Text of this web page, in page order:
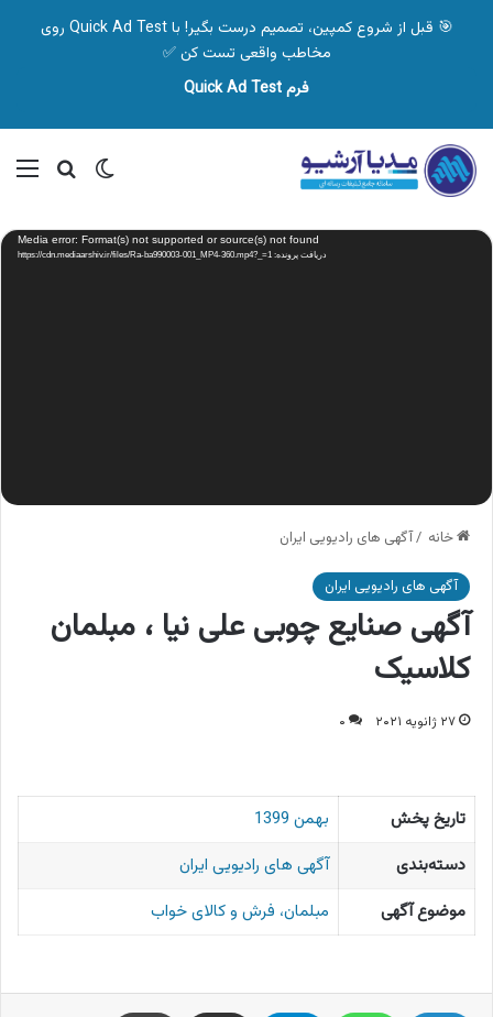
🎯 قبل از شروع کمپین، تصمیم درست بگیر! با Quick Ad Test روی
مخاطب واقعی تست کن ✅
فرم Quick Ad Test
تغییر پوسته
نمایشگر
ویدیو Media error: Format(s) not supported or source(s) not found
دریافت پرونده: https://cdn.mediaarshiv.ir/files/Ra-ba990003-001_MP4-360.mp4?_=1
خانه /آگهی های رادیویی ایران
آگهی های رادیویی ایران
آگهی صنایع چوبی علی نیا ، مبلمان
کلاسیک
۲۷ ژانویه ۲۰۲۱ ۰
تاریخ پخش
بهمن 1399
دسته‌بندی
آگهی های رادیویی ایران
موضوع آگهی
مبلمان، فرش و کالای خواب